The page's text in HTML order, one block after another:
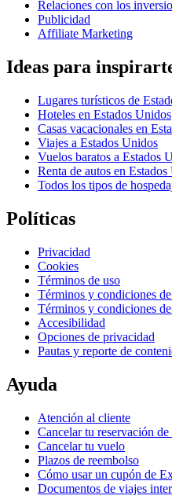
Relaciones con los
Publicidad
Affiliate Marketing
Ideas para
Lugares turísticos de
Hoteles en Estados Unidos
Casas vacacionales en
Viajes a Estados Unidos
Vuelos baratos a Estados
Renta de autos en
Todos los tipos de
Políticas
Privacidad
Cookies
Términos de uso
Términos y condiciones
Términos y condiciones
Accesibilidad
Opciones de privacidad
Pautas y reporte de
Ayuda
Atención al cliente
Cancelar tu reservación
Cancelar tu vuelo
Plazos de reembolso
Cómo usar un cupón de
Documentos de viajes